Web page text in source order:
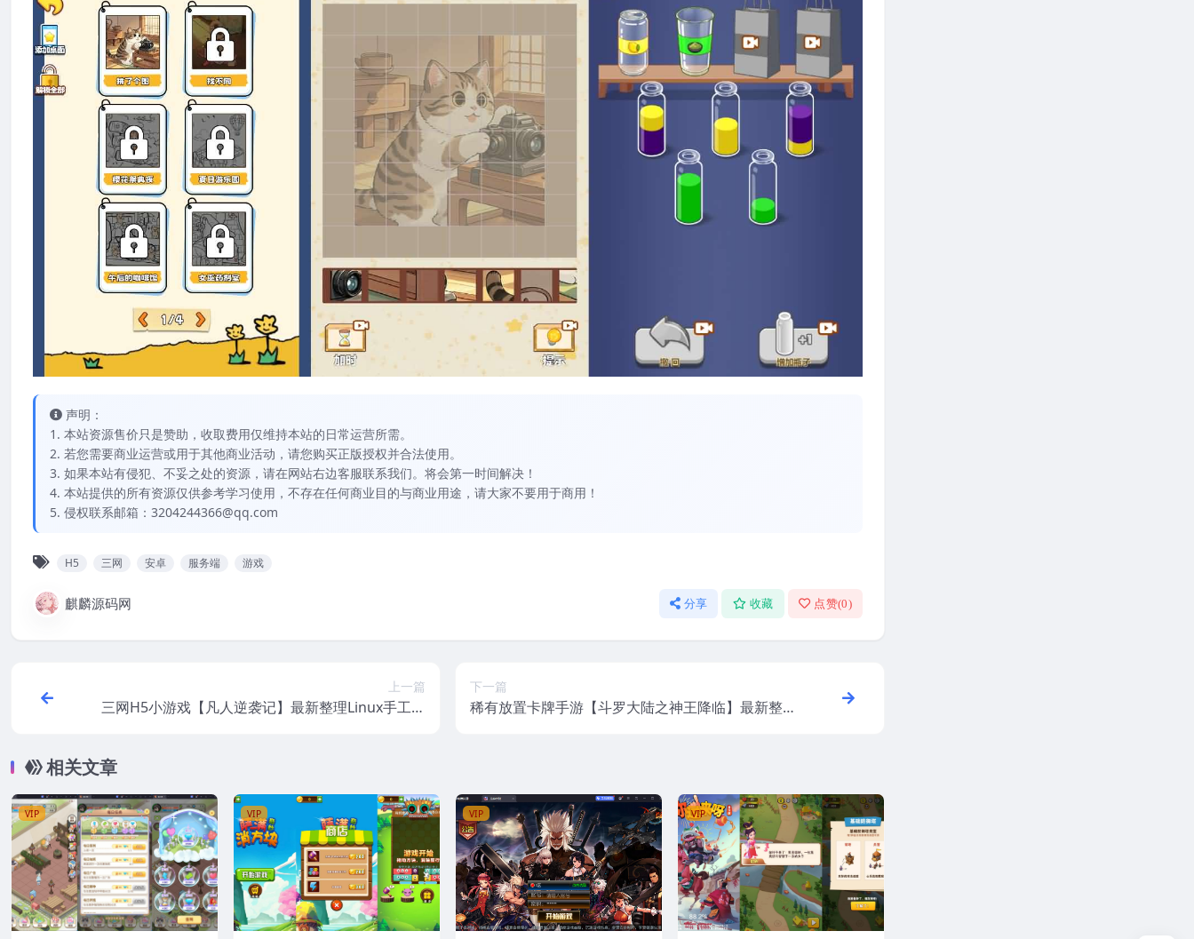
声明：
1. 本站资源售价只是赞助，收取费用仅维持本站的日常运营所需。
2. 若您需要商业运营或用于其他商业活动，请您购买正版授权并合法使用。
3. 如果本站有侵犯、不妥之处的资源，请在网站右边客服联系我们。将会第一时间解决！
4. 本站提供的所有资源仅供参考学习使用，不存在任何商业目的与商业用途，请大家不要用于商用！
5. 侵权联系邮箱：3204244366@qq.com
H5 三网 安卓 服务端 游戏
麒麟源码网 分享 收藏 点赞(0)
上一篇
三网H5小游戏【凡人逆袭记】最新整理Linux手工服
下一篇
稀有放置卡牌手游【斗罗大陆之神王降临】最新整理
相关文章
VIP VIP VIP VIP